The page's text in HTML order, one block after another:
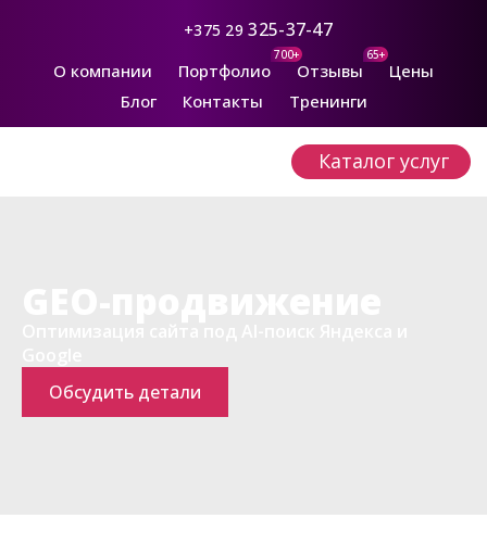
+375 29325-37-47
О компании Портфолио
700+
Отзывы
65+
Цены
Блог
Контакты Тренинги
Каталог услуг
Обсудить детали